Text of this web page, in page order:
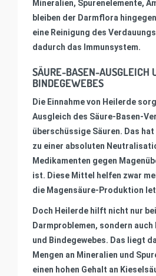
Mineralien, Spurenelemente,
bleiben der Darmflora
eine Reinigung des
dadurch das Immunsystem.
SÄURE-BASEN-AUSGLEICH
BINDEGEWEBES
Die Einnahme von Heilerde
Ausgleich des Säure-Basen-
überschüssige Säuren. Das
zu einer absoluten
Medikamenten gegen
ist. Diese Mittel helfen zwar
die Magensäure-Produktion
Doch Heilerde hilft nicht nur
Darmproblemen, sondern auch
und Bindegewebes. Das liegt
Mengen an Mineralien und
einen hohen Gehalt an